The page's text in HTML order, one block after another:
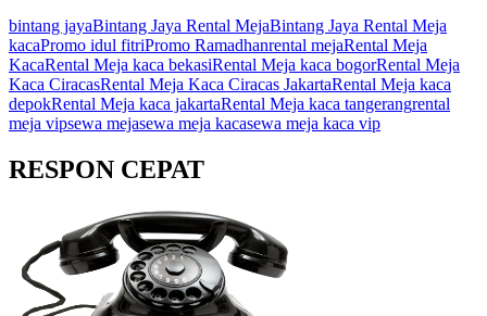
bintang jayaBintang Jaya Rental MejaBintang Jaya Rental Meja
kacaPromo idul fitriPromo Ramadhanrental mejaRental Meja
KacaRental Meja kaca bekasiRental Meja kaca bogorRental Meja
Kaca CiracasRental Meja Kaca Ciracas JakartaRental Meja kaca
depokRental Meja kaca jakartaRental Meja kaca tangerangrental
meja vipsewa mejasewa meja kacasewa meja kaca vip
RESPON CEPAT